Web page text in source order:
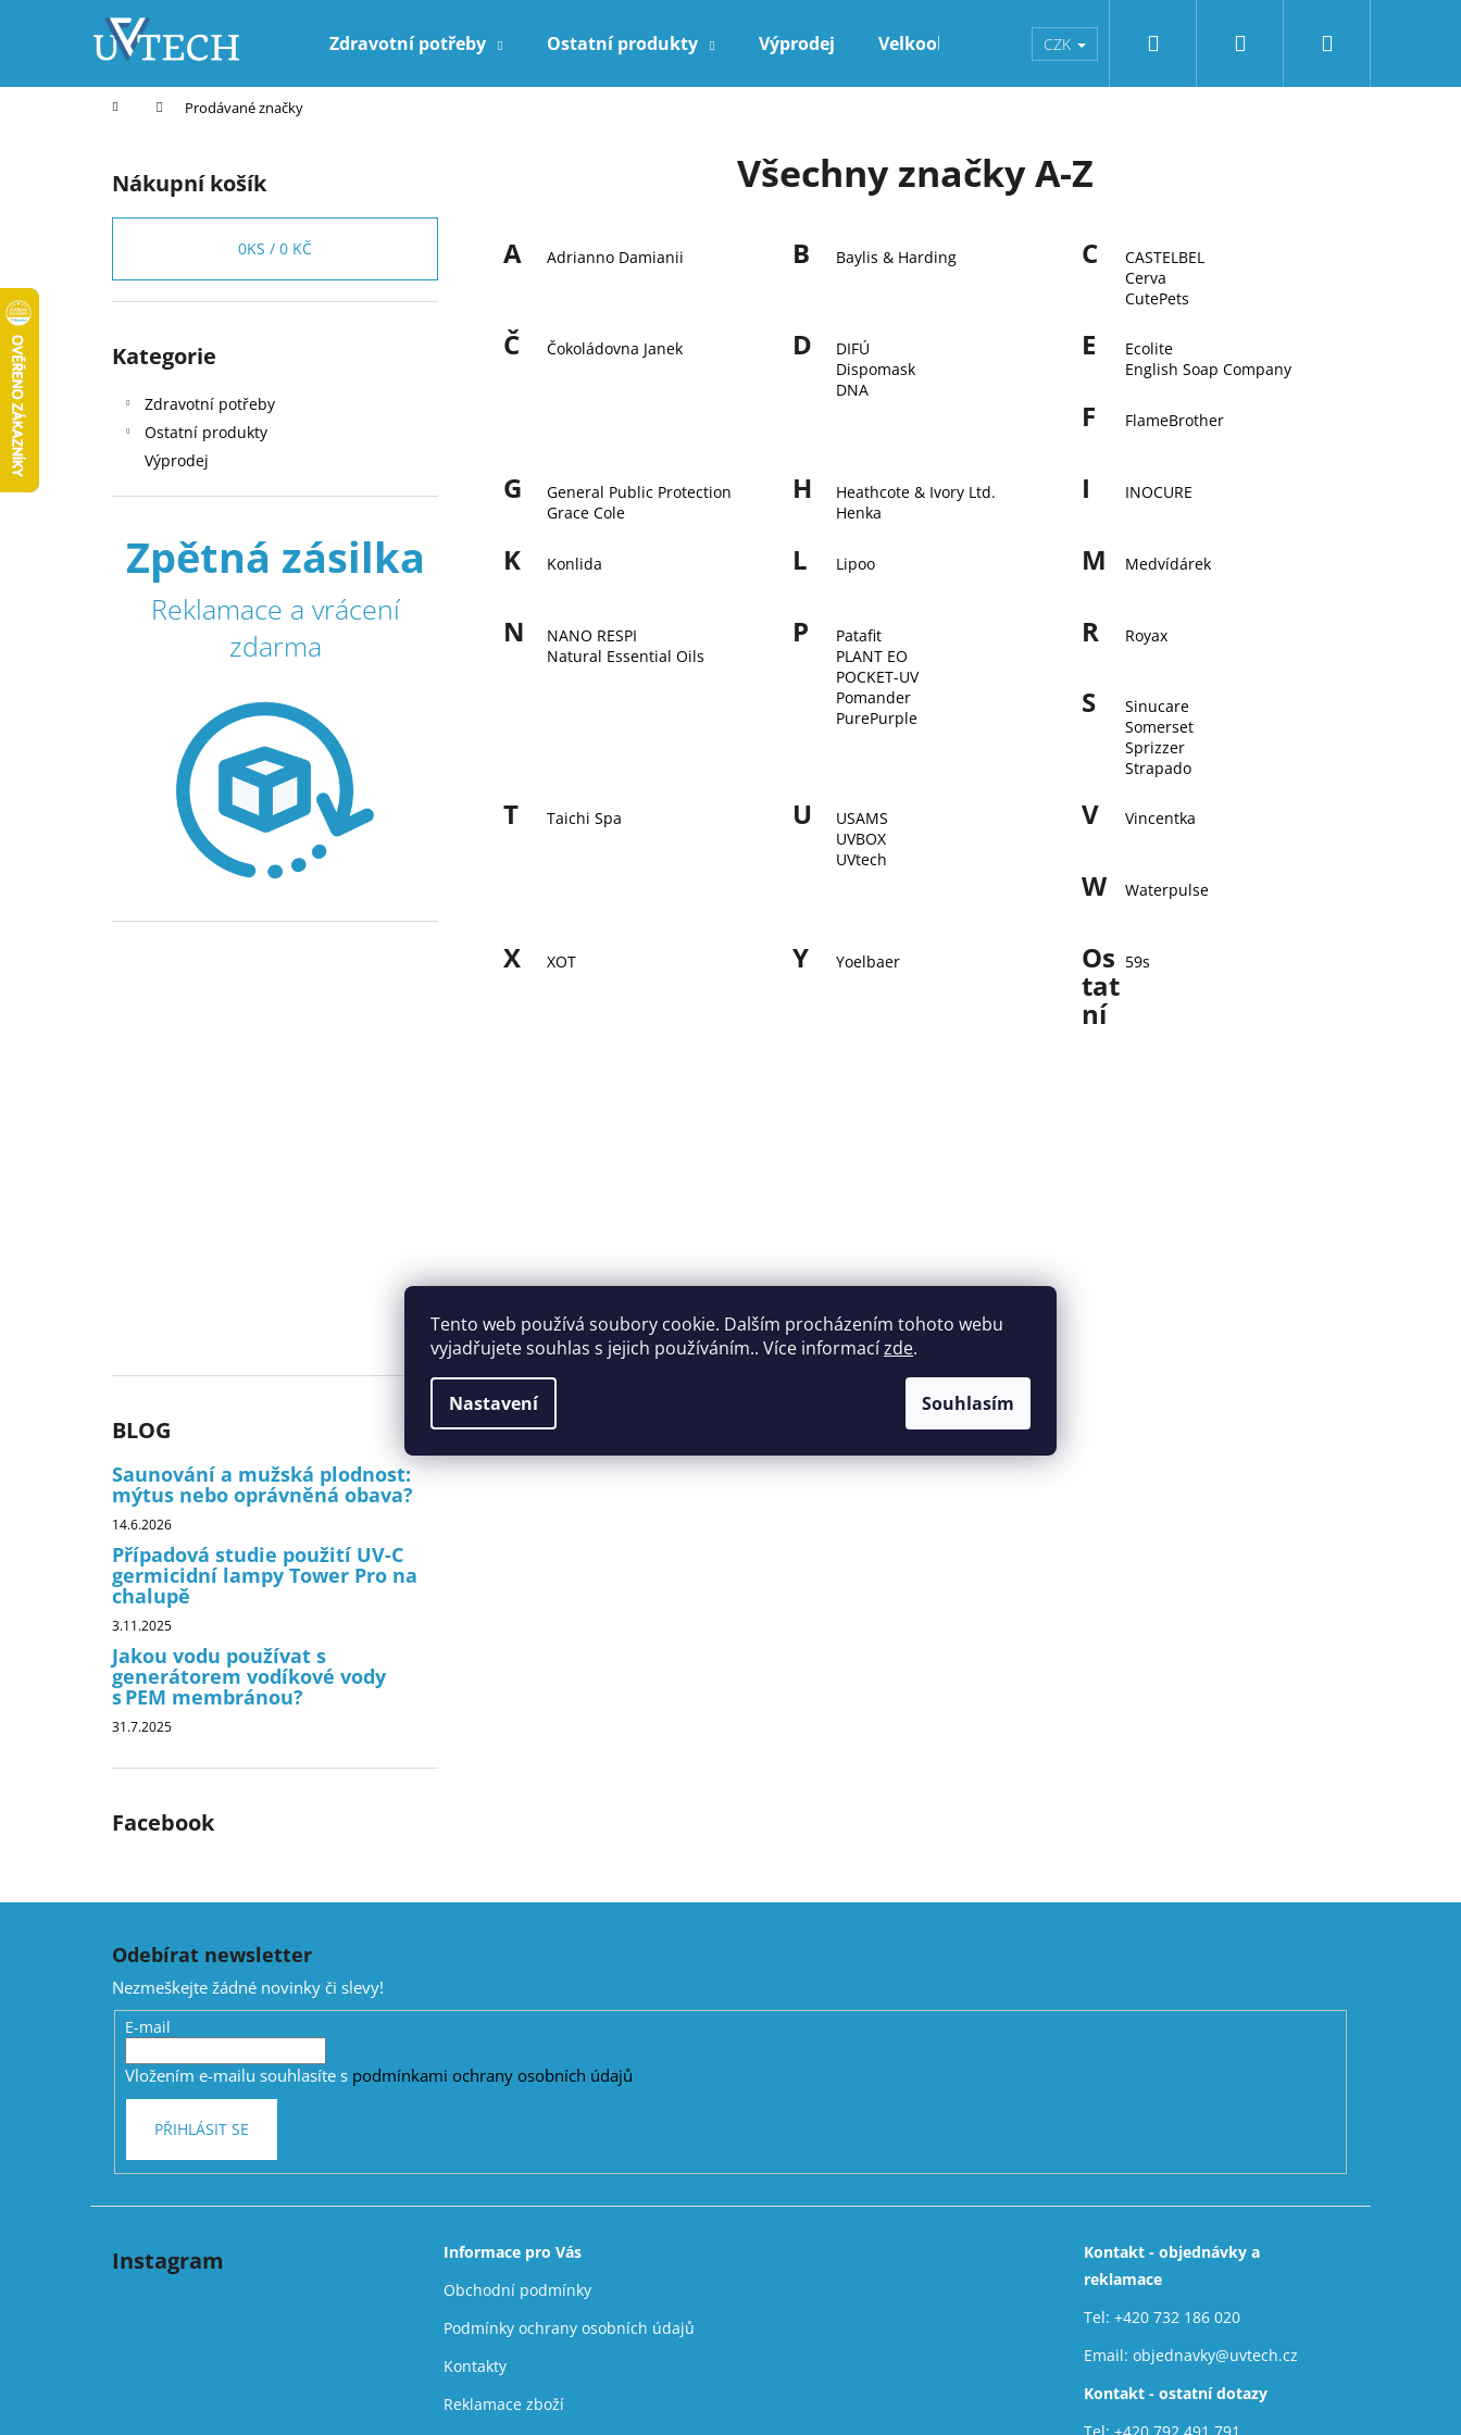
Tento web používá soubory cookie. Dalším procházením tohoto webu
vyjadřujete souhlas s jejich používáním.. Více informacízde.
Nastavení Souhlasím
Zdravotní potřeby Ostatní produkty Výprodej Velkoobchod Obchodní podmínky Kontakty
CZK Přihlášení
Domů Prodávané značky
Nákupní košík
0KS / 0 KČ
kategorie
Kategorie
Zdravotní potřeby
Ostatní produkty
Výprodej
Zpětná zásilka
Reklamace a vrácení
zdarma
BLOG
Saunování a mužská plodnost:
mýtus nebo oprávněná obava?
14.6.2026
Případová studie použití UV-C
germicidní lampy Tower Pro na
chalupě
3.11.2025
Jakou vodu používat s
generátorem vodíkové vody
s PEM membránou?
31.7.2025
Facebook
Všechny značky A-Z
A Adrianno Damianii B Baylis & Harding C
CASTELBEL
Cerva
CutePets
Č Čokoládovna Janek D
DIFÚ
Dispomask
DNA
E
Ecolite
English Soap Company
F FlameBrother
G
General Public Protection
Grace Cole
H
Heathcote & Ivory Ltd.
Henka
I INOCURE
K Konlida L Lipoo M Medvídárek
N
NANO RESPI
Natural Essential Oils
P
Patafit
PLANT EO
POCKET-UV
Pomander
PurePurple
R Royax
S
Sinucare
Somerset
Sprizzer
Strapado
T Taichi Spa U
USAMS
UVBOX
UVtech
V Vincentka
W Waterpulse
X XOT Y Yoelbaer Os
tat
ní
59s
í
Zpět
do
Zpět
do
Odebírat newsletter
Nezmeškejte žádné novinky či slevy!
E-mail
Vložením e-mailu souhlasíte s podmínkami ochrany osobních údajů
PŘIHLÁSIT SE
Instagram
Informace pro Vás
Obchodní podmínky
Podmínky ochrany osobních údajů
Kontakty
Reklamace zboží
Kontakt - objednávky a
reklamace
Tel: +420 732 186 020
Email: objednavky@uvtech.cz
Kontakt - ostatní dotazy
Tel: +420 792 491 791